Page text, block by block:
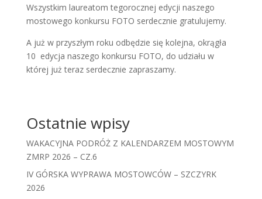
Wszystkim laureatom tegorocznej edycji naszego
mostowego konkursu FOTO serdecznie gratulujemy.
A już w przyszłym roku odbędzie się kolejna, okrągła
10 edycja naszego konkursu FOTO, do udziału w
której już teraz serdecznie zapraszamy.
Ostatnie wpisy
WAKACYJNA PODRÓŻ Z KALENDARZEM MOSTOWYM
ZMRP 2026 – CZ.6
IV GÓRSKA WYPRAWA MOSTOWCÓW – SZCZYRK
2026